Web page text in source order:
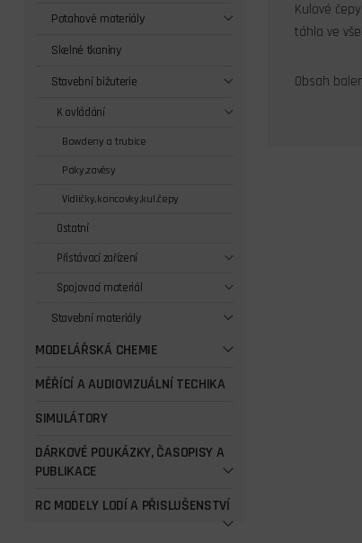
Potahové materiály
Skelné tkaniny
Stavební bižuterie
K ovládání
Bowdeny a trubice
Páky,zavěsy
Vidličky,koncovky,kul.čepy
Ostatní
Přistávací zařízení
Spojovací materiál
Stavební materiály
MODELÁŘSKÁ CHEMIE
MĚŘÍCÍ A AUDIOVIZUÁLNÍ TECHIKA
SIMULÁTORY
DÁRKOVÉ POUKÁZKY, ČASOPISY A
PUBLIKACE
RC MODELY LODÍ A PŘISLUŠENSTVÍ
Kulové
táhla ve
Obsah